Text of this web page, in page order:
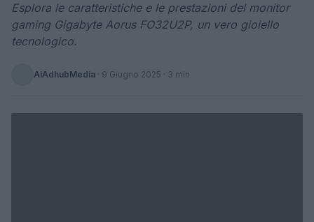
Esplora le caratteristiche e le prestazioni del monitor
gaming Gigabyte Aorus FO32U2P, un vero gioiello
tecnologico.
AiAdhubMedia · 9 Giugno 2025 · 3 min